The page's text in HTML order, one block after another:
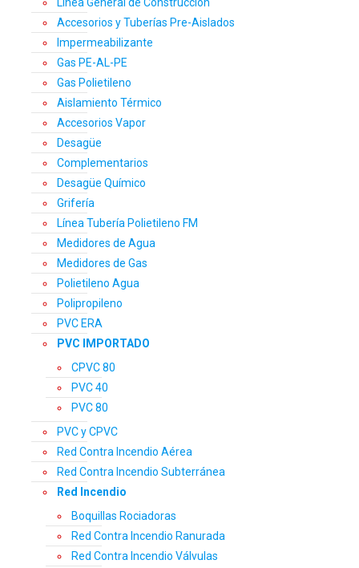
Accesorios y Tuberías Pre-Aislados
Impermeabilizante
Gas PE-AL-PE
Gas Polietileno
Aislamiento Térmico
Accesorios Vapor
Desagüe
Complementarios
Desagüe Químico
Grifería
Línea Tubería Polietileno FM
Medidores de Agua
Medidores de Gas
Polietileno Agua
Polipropileno
PVC ERA
PVC IMPORTADO
CPVC 80
PVC 40
PVC 80
PVC y CPVC
Red Contra Incendio Aérea
Red Contra Incendio Subterránea
Red Incendio
Boquillas Rociadoras
Red Contra Incendio Ranurada
Red Contra Incendio Válvulas